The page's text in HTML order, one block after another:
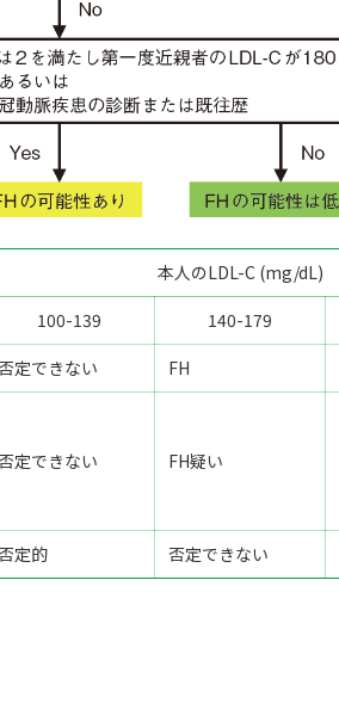
本人のLDL-C (mg/dL)
100-139 140-179
否定できない FH
否定できない FH疑い
否定的 否定できない